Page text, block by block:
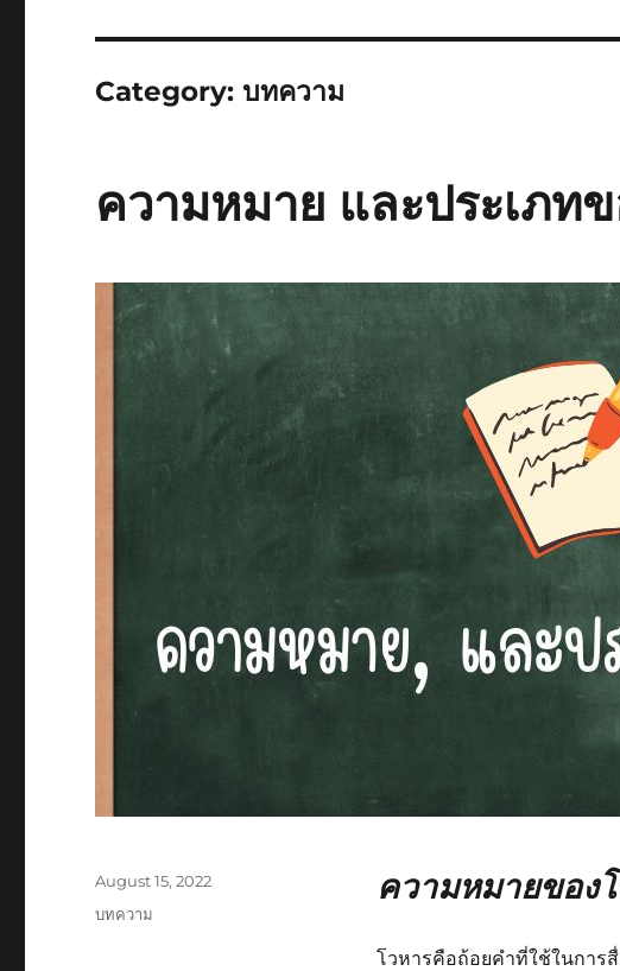
Category:บทความ
ความหมาย และประเภทข
ความหมายของ
โวหารคือถ้อยคำที่ใช้ในการสื่
August 15, 2022
บทความ